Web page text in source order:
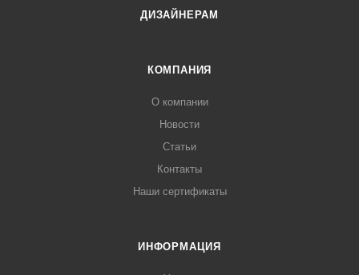
ДИЗАЙНЕРАМ
КОМПАНИЯ
О компании
Новости
Статьи
Контакты
Наши сертификаты
ИНФОРМАЦИЯ